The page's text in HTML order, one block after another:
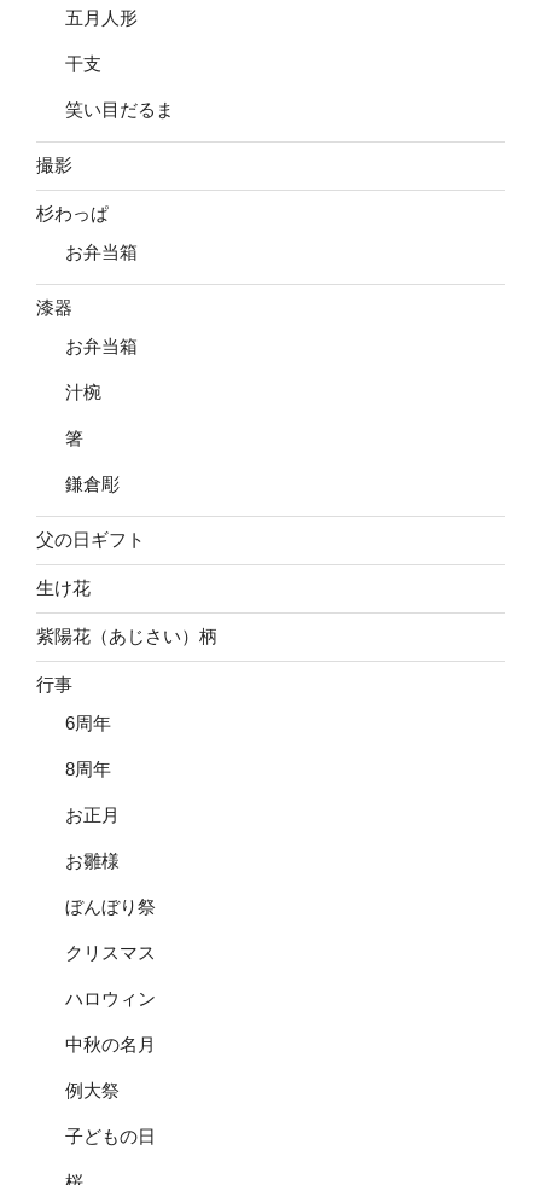
五月人形
干支
笑い目だるま
撮影
杉わっぱ
お弁当箱
漆器
お弁当箱
汁椀
箸
鎌倉彫
父の日ギフト
生け花
紫陽花（あじさい）柄
行事
6周年
8周年
お正月
お雛様
ぼんぼり祭
クリスマス
ハロウィン
中秋の名月
例大祭
子どもの日